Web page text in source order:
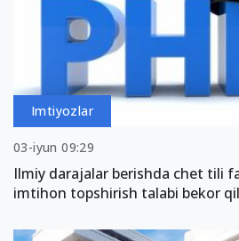
Imtiyozlar
03-iyun 09:29
Ilmiy darajalar berishda chet tili
imtihon topshirish talabi bekor